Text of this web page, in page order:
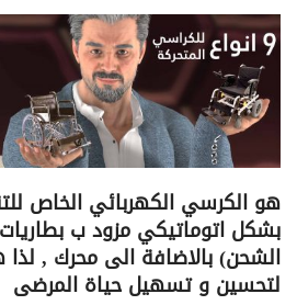
هو الكرسي الكهربائي الخاص
بشكل اتوماتيكي مزود ب
الشحن) بالاضافة الى محرك , لذا
لتحسين و تسهيل حياة المرضى